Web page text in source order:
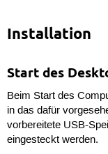
Installation
Start des
Beim Start des
in das dafür
vorbereitete USB-
eingesteckt werden.